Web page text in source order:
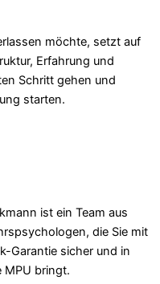
möchte, setzt auf
Erfahrung und
Schritt gehen und
starten.
ist ein Team aus
die Sie mit
Garantie sicher und in
MPU bringt.